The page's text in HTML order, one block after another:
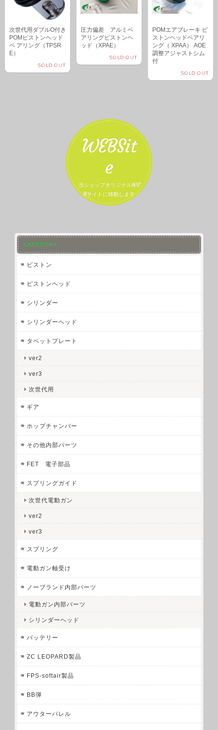
次世代用ダブルO付き
POMピストンヘッド
ベ アリング（TPSR
E）
SOLD OUT
圧力偏差 アルミベ
アリングピストンヘ
ッド（XPAE）
SOLD OUT
POMエアブレーキ ピ
ストンヘッドベアリ
ング（ XPAA） AOE
調整アジャストシム
付
SOLD OUT
WEBSit
e
当ショップオリジナルWE
Bサイトに移動します
CATEGORY
ピストン
ピストンヘッド
シリンダー
シリンダーヘッド
タペットプレート
ver2
ver3
次世代用
ギア
ホップチャンバー
その他内部パーツ
FET 電子部品
スプリングガイド
次世代電動ガン
ver2
ver3
スプリング
電動ガン軸受け
ノーブランド内部パーツ
電動ガン内部パーツ
シリンダーヘッド
バッテリー
ZC LEOPARD製品
FPS-softair製品
BB弾
アウターバレル